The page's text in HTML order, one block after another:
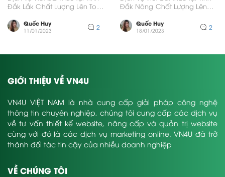
Đắk Lắk Chất Lượng Lên Top
Quốc Huy
11/01/2023 2
Đắk Nông Chất Lượng Lên
cạnh tranh...
Quốc Huy
18/01/2023 2
GIỚI THIỆU VỀ VN4U
VN4U VIỆT NAM là nhà cung cấp giải pháp công nghệ
thông tin chuyên nghiệp, chúng tôi cung cấp các dịch vụ
về tư vấn thiết kế website, nâng cấp và quản trị website
cùng với đó là các dịch vụ marketing online. VN4U đã trở
thành đối tác tin cậy của nhiều doanh nghiệp
VỀ CHÚNG TÔI